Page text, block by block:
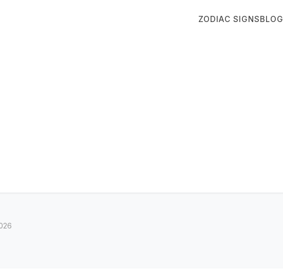
ZODIAC SIGNSBLOG